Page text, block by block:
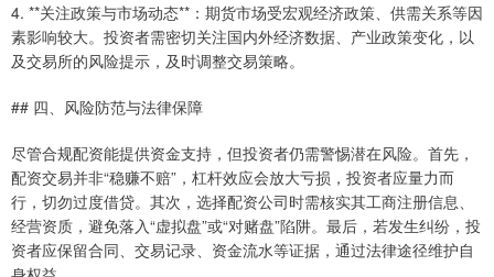
4. **关注政策与市场动态**：期货市场受宏观经济政策、供需关系等因
素影响较大。投资者需密切关注国内外经济数据、产业政策变化，以
及交易所的风险提示，及时调整交易策略。
## 四、风险防范与法律保障
尽管合规配资能提供资金支持，但投资者仍需警惕潜在风险。首先，
配资交易并非“稳赚不赔”，杠杆效应会放大亏损，投资者应量力而
行，切勿过度借贷。其次，选择配资公司时需核实其工商注册信息、
经营资质，避免落入“虚拟盘”或“对赌盘”陷阱。最后，若发生纠纷，投
资者应保留合同、交易记录、资金流水等证据，通过法律途径维护自